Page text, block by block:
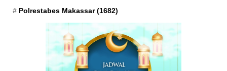
Polrestabes Makassar(1682)